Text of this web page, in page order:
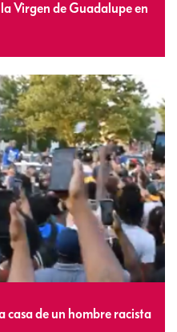
Virgen de Guadalupe en
casa de un hombre racista